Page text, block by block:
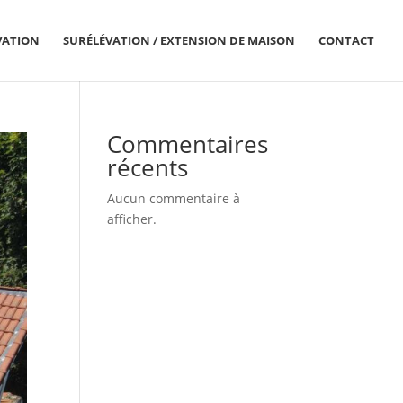
SURÉLÉVATION / EXTENSION DE MAISON CONTACT
Commentaires
récents
Aucun commentaire à
afficher.